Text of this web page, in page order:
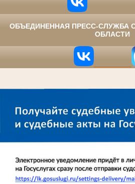
ОБЪЕДИНЕННАЯ ПРЕСС-СЛУЖБА
ОБЛАСТИ